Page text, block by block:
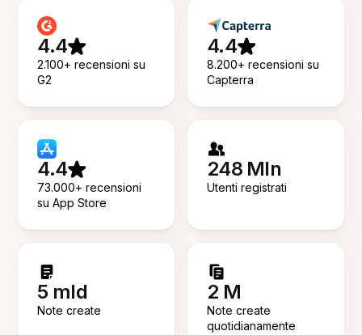
4.4
2.100+ recensioni su
G2
4.4
8.200+ recensioni su
Capterra
4.4
73.000+ recensioni
su App Store
248 Mln
Utenti registrati
5 mld
Note create
2 M
Note create
quotidianamente